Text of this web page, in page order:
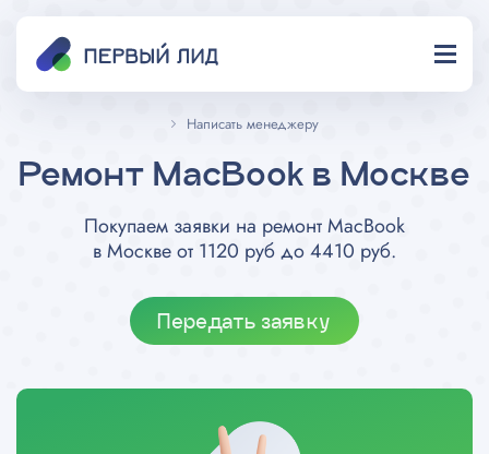
Написать менеджеру
Ремонт MacBook в Москве
Покупаем заявки на ремонт MacBook
в Москве от 1120 руб до 4410 руб.
Передать заявку